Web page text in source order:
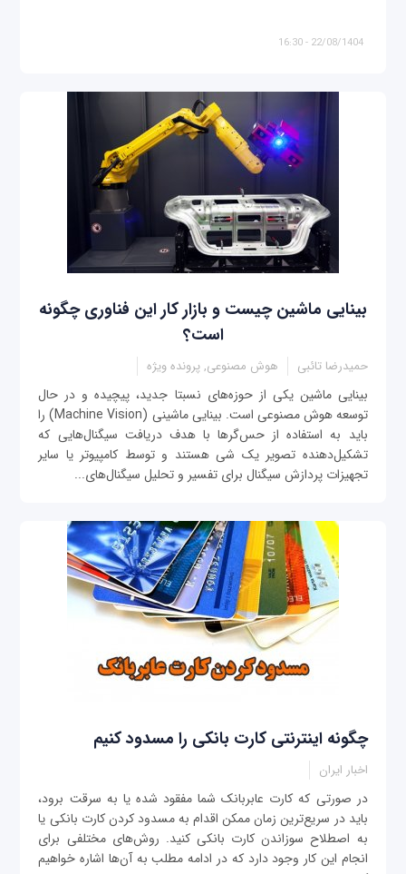
22/08/1404 - 16:30
بینایی ماشین چیست و بازار کار این فناوری چگونه
است؟
حمیدرضا تائبی هوش مصنوعی, پرونده ویژه
بینایی ماشین یکی از حوزه‌های نسبتا جدید، پیچیده و در حال
توسعه هوش مصنوعی است. بینایی ماشینی (Machine Vision) را
باید به استفاده از حس‌گرها با هدف دریافت سیگنال‌هایی که
تشکیل‌دهنده تصویر یک شی هستند و توسط کامپیوتر یا سایر
تجهیزات پردازش سیگنال برای تفسیر و تحلیل سیگنال‌های...
چگونه اینترنتی کارت بانکی را مسدود کنیم
اخبار ایران
در صورتی که کارت عابربانک شما مفقود شده یا به سرقت برود،
باید در سریع‌ترین زمان ممکن اقدام به مسدود کردن کارت بانکی یا
به اصطلاح سوزاندن کارت بانکی کنید. روش‌های مختلفی برای
انجام این کار وجود دارد که در ادامه مطلب به آن‌ها اشاره خواهیم